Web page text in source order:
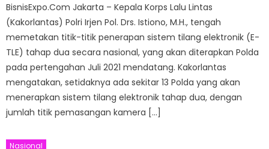
BisnisExpo.Com Jakarta – Kepala Korps Lalu Lintas
(Kakorlantas) Polri Irjen Pol. Drs. Istiono, M.H., tengah
memetakan titik-titik penerapan sistem tilang elektronik (E-
TLE) tahap dua secara nasional, yang akan diterapkan Polda
pada pertengahan Juli 2021 mendatang. Kakorlantas
mengatakan, setidaknya ada sekitar 13 Polda yang akan
menerapkan sistem tilang elektronik tahap dua, dengan
jumlah titik pemasangan kamera […]
Nasional